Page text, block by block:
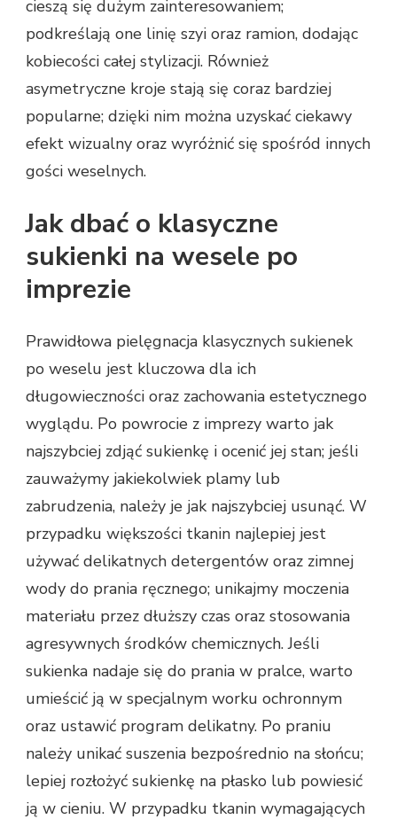
cieszą się dużym zainteresowaniem;
podkreślają one linię szyi oraz ramion, dodając
kobiecości całej stylizacji. Również
asymetryczne kroje stają się coraz bardziej
popularne; dzięki nim można uzyskać ciekawy
efekt wizualny oraz wyróżnić się spośród innych
gości weselnych.
Jak dbać o klasyczne
sukienki na wesele po
imprezie
Prawidłowa pielęgnacja klasycznych sukienek
po weselu jest kluczowa dla ich
długowieczności oraz zachowania estetycznego
wyglądu. Po powrocie z imprezy warto jak
najszybciej zdjąć sukienkę i ocenić jej stan; jeśli
zauważymy jakiekolwiek plamy lub
zabrudzenia, należy je jak najszybciej usunąć. W
przypadku większości tkanin najlepiej jest
używać delikatnych detergentów oraz zimnej
wody do prania ręcznego; unikajmy moczenia
materiału przez dłuższy czas oraz stosowania
agresywnych środków chemicznych. Jeśli
sukienka nadaje się do prania w pralce, warto
umieścić ją w specjalnym worku ochronnym
oraz ustawić program delikatny. Po praniu
należy unikać suszenia bezpośrednio na słońcu;
lepiej rozłożyć sukienkę na płasko lub powiesić
ją w cieniu. W przypadku tkanin wymagających